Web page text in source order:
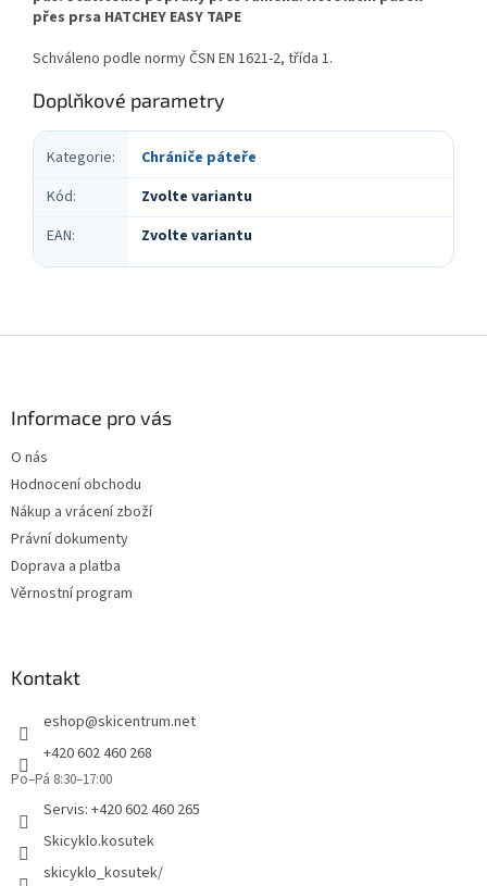
přes prsa HATCHEY EASY TAPE
Schváleno podle normy ČSN EN 1621-2, třída 1.
Doplňkové parametry
Kategorie:
Chrániče páteře
Kód:
Zvolte variantu
EAN: Zvolte variantu
Informace pro vás
O nás
Hodnocení obchodu
Nákup a vrácení zboží
Právní dokumenty
Doprava a platba
Věrnostní program
Kontakt
eshop@skicentrum.net
+420 602 460 268
Po–Pá 8:30–17:00
Servis: +420 602 460 265
Skicyklo.kosutek
skicyklo_kosutek/